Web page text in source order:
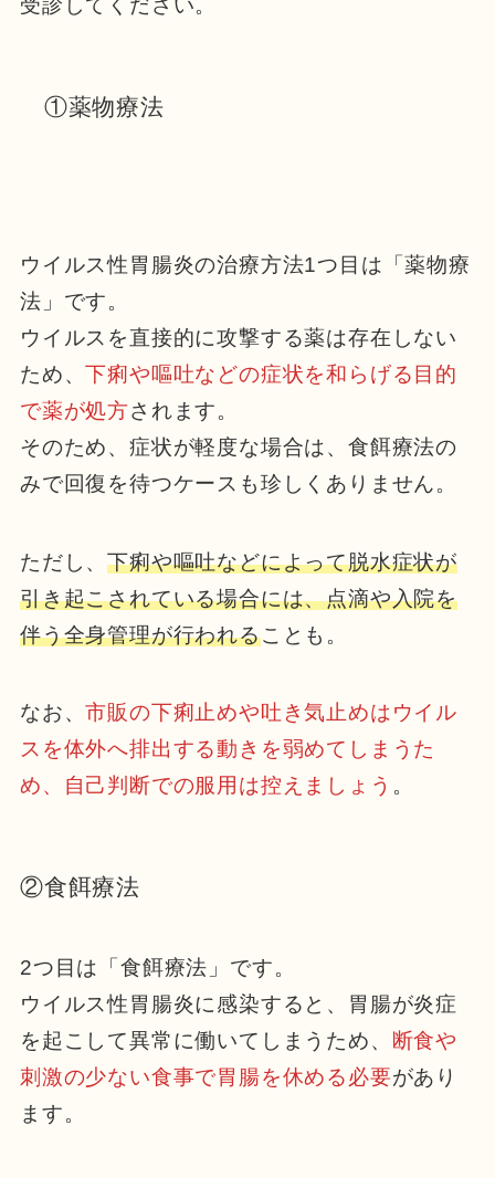
受診してください。
①薬物療法
ウイルス性胃腸炎の治療方法1つ目は「薬物療
法」です。
ウイルスを直接的に攻撃する薬は存在しない
ため、下痢や嘔吐などの症状を和らげる目的
で薬が処方されます。
そのため、症状が軽度な場合は、食餌療法の
みで回復を待つケースも珍しくありません。
ただし、下痢や嘔吐などによって脱水症状が
引き起こされている場合には、点滴や入院を
伴う全身管理が行われることも。
なお、市販の下痢止めや吐き気止めはウイル
スを体外へ排出する動きを弱めてしまうた
め、自己判断での服用は控えましょう 。
②食餌療法
2つ目は「食餌療法 」です。
ウイルス性胃腸炎に感染すると、胃腸が炎症
を起こして異常に働いてしまうため、 断食や
刺激の少ない食事で胃腸を休める必要があり
ます。